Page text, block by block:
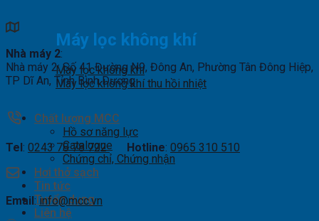
Máy lọc không khí
Máy lọc không khí
Máy lọc không khí thu hồi nhiệt
Chất lượng MCC
Hồ sơ năng lực
Catalogue
Chứng chỉ, Chứng nhận
Hơi thở sạch
Tin tức
Tuyển dụng
Liên hệ
Nhà máy 2:
Nhà máy 2: Số 41 Đường N9, Đông An, Phường Tân Đông Hiệp,
TP Dĩ An, Tỉnh Bình Dương
Tel: 0243 78 78 722 Hotline: 0965 310 510
Email:info@mcc.vn